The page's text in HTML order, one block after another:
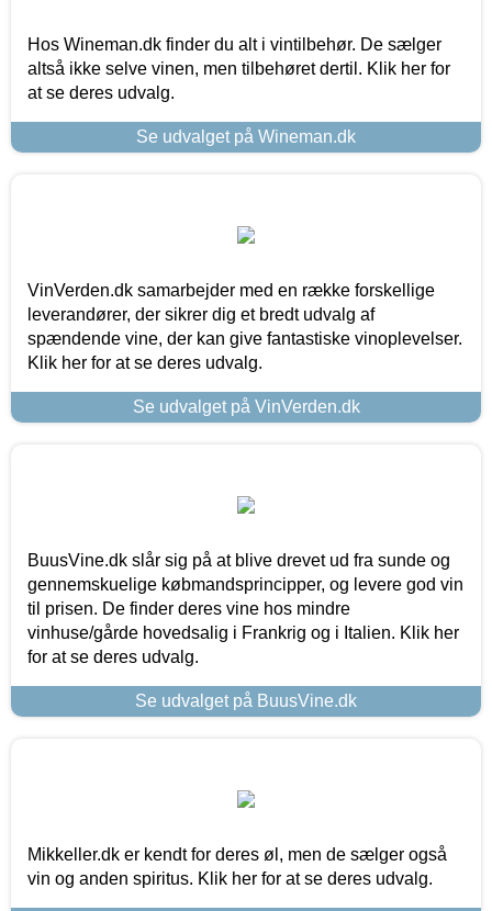
Hos Wineman.dk finder du alt i vintilbehør. De sælger
altså ikke selve vinen, men tilbehøret dertil. Klik her for
at se deres udvalg.
Se udvalget på Wineman.dk
VinVerden.dk samarbejder med en række forskellige
leverandører, der sikrer dig et bredt udvalg af
spændende vine, der kan give fantastiske vinoplevelser.
Klik her for at se deres udvalg.
Se udvalget på VinVerden.dk
BuusVine.dk slår sig på at blive drevet ud fra sunde og
gennemskuelige købmandsprincipper, og levere god vin
til prisen. De finder deres vine hos mindre
vinhuse/gårde hovedsalig i Frankrig og i Italien. Klik her
for at se deres udvalg.
Se udvalget på BuusVine.dk
Mikkeller.dk er kendt for deres øl, men de sælger også
vin og anden spiritus. Klik her for at se deres udvalg.